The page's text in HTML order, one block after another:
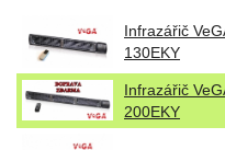
Infrazářič
130EKY
Infrazářič
200EKY